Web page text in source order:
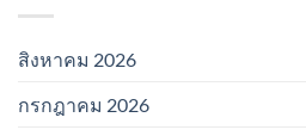
สิงหาคม 2026
กรกฎาคม 2026